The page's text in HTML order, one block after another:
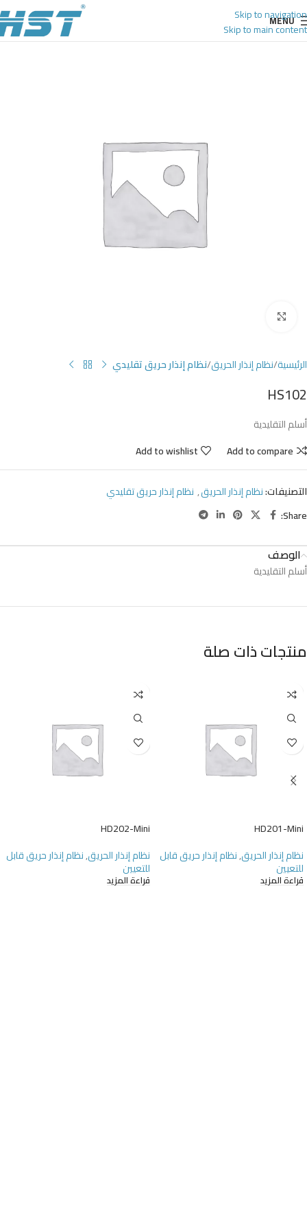
Skip to navigation
Skip to main content
MENU
الرئيسية نظام إنذار الحريق نظام إنذار حريق تقليدي
HS102
أسلم التقليدية
Add to compare
Add to wishlist
التصنيفات:نظام إنذار الحريق, نظام إنذار حريق تقليدي
Share:
الوصف
أسلم التقليدية
منتجات ذات صلة
HD201-Mini
نظام إنذار الحريق,نظام إنذار حريق قابل
للتعيين
قراءة المزيد
HD202-Mini
نظام إنذار الحريق,نظام إنذار حريق قابل
للتعيين
قراءة المزيد